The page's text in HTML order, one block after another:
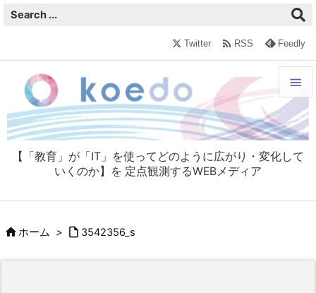
【「教育」が「IT」を使ってどのように広がり・変化して
いくのか】を 定点観測するWEBメディア


メニュ

Twitter  RSS Feedly
ホーム >  3542356_s